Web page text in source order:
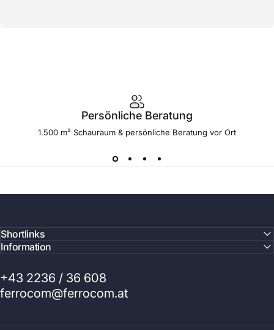
Persönliche Beratung
1.500 m² Schauraum & persönliche Beratung vor Ort
Shortlinks
Information
+43 2236 / 36 608
ferrocom@ferrocom.at